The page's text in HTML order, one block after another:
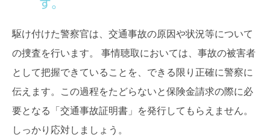
す。
駆け付けた警察官は、交通事故の原因や状況等について
の捜査を行います。 事情聴取においては、事故の被害者
として把握できていることを、できる限り正確に警察に
伝えます。この過程をたどらないと保険金請求の際に必
要となる「交通事故証明書」を発行してもらえません。
しっかり応対しましょう。